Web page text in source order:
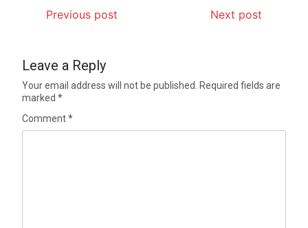
Previous post Next post
Leave a Reply
Your email address will not be published.
Required fields are
marked*
Comment*